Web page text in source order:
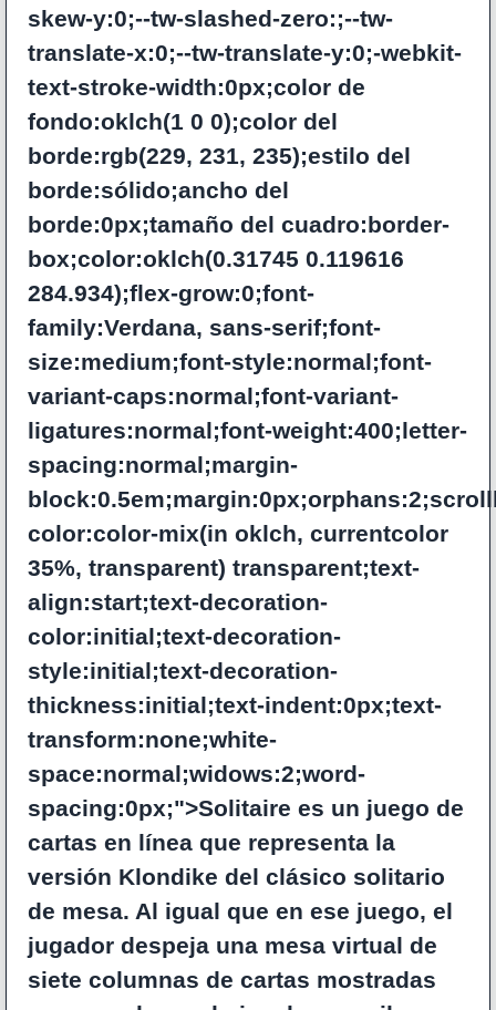
skew-y:0;--tw-slashed-zero:;--tw-
translate-x:0;--tw-translate-y:0;-webkit-
text-stroke-width:0px;color de
fondo:oklch(1 0 0);color del
borde:rgb(229, 231, 235);estilo del
borde:sólido;ancho del
borde:0px;tamaño del cuadro:border-
box;color:oklch(0.31745 0.119616
284.934);flex-grow:0;font-
family:Verdana, sans-serif;font-
size:medium;font-style:normal;font-
variant-caps:normal;font-variant-
ligatures:normal;font-weight:400;letter-
spacing:normal;margin-
color:color-mix(in oklch, currentcolor
35%, transparent) transparent;text-
align:start;text-decoration-
color:initial;text-decoration-
style:initial;text-decoration-
thickness:initial;text-indent:0px;text-
transform:none;white-
space:normal;widows:2;word-
spacing:0px;">Solitaire es un juego de
cartas en línea que representa la
versión Klondike del clásico solitario
de mesa. Al igual que en ese juego, el
jugador despeja una mesa virtual de
siete columnas de cartas mostradas